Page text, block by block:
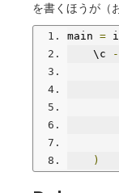
を書くほうが（
main =
    \c
)